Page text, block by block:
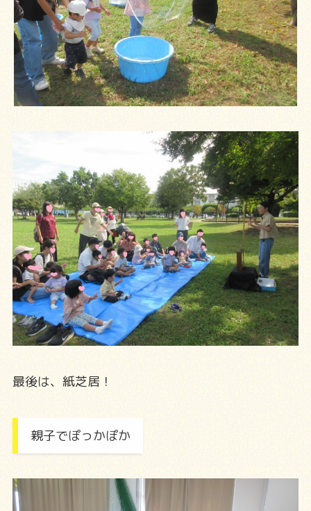
最後は、紙芝居！
親子でぽっかぽか